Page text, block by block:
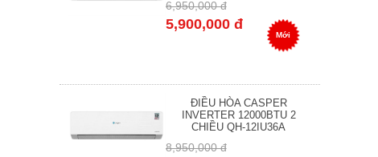
6,950,000 đ
5,900,000 đ
Mới
ĐIỀU HÒA CASPER
INVERTER 12000BTU 2
CHIỀU QH-12IU36A
8,950,000 đ